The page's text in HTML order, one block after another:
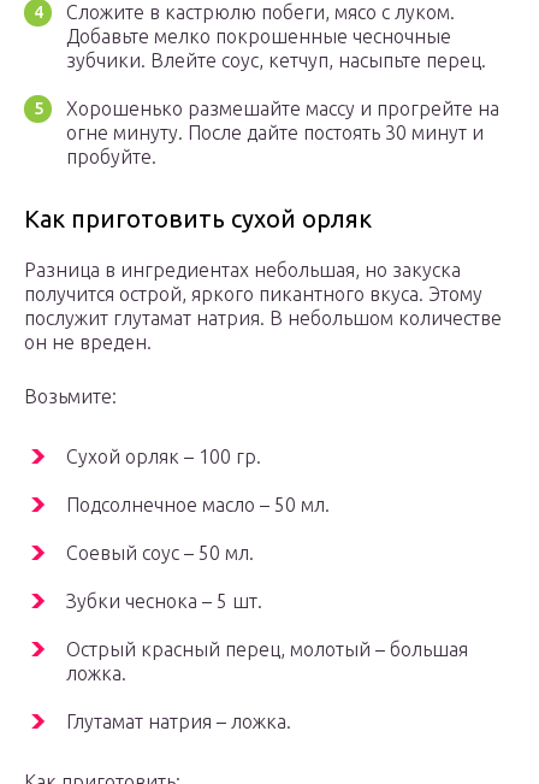
Сложите в кастрюлю побеги, мясо с луком.
Добавьте мелко покрошенные чесночные
зубчики. Влейте соус, кетчуп, насыпьте перец.
Хорошенько размешайте массу и прогрейте на
огне минуту. После дайте постоять 30 минут и
пробуйте.
Как приготовить сухой орляк
Разница в ингредиентах небольшая, но закуска
получится острой, яркого пикантного вкуса. Этому
послужит глутамат натрия. В небольшом количестве
он не вреден.
Возьмите:
Сухой орляк – 100 гр.
Подсолнечное масло – 50 мл.
Соевый соус – 50 мл.
Зубки чеснока – 5 шт.
Острый красный перец, молотый – большая
ложка.
Глутамат натрия – ложка.